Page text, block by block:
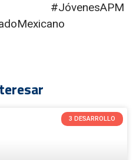
#JóvenesAPM
3 DESARROLLO